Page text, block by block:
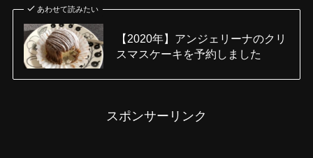
あわせて読みたい
【2020年】アンジェリーナのクリ
スマスケーキを予約しました
スポンサーリンク